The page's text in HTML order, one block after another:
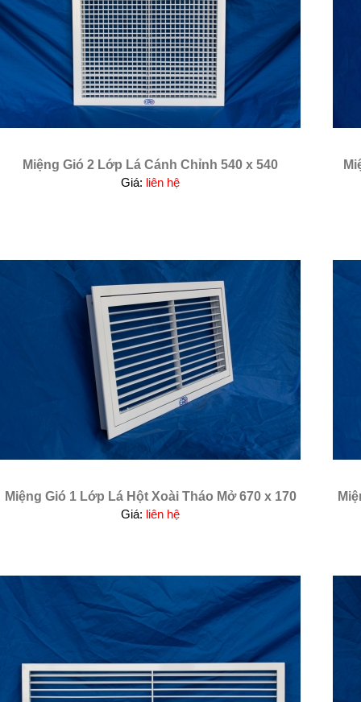
Miệng Gió 2 Lớp Lá Cánh Chỉnh 540 x 540
Giá: liên hệ
Miệng Gió 1 Lớp Lá Hột Xoài Tháo Mở 670 x 170
Giá: liên hệ